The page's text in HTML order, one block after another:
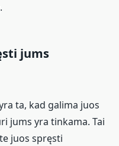
jums
ta, kad galima juos
jums yra tinkama. Tai
juos spręsti